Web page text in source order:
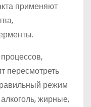
применяют
пересмотреть
режим
жирные,